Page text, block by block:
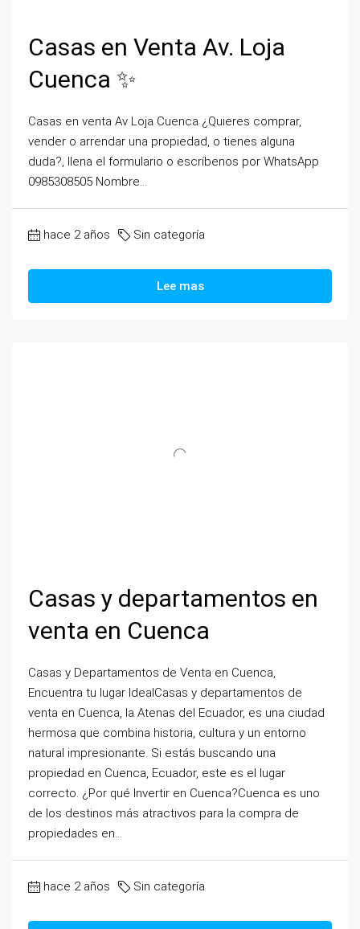
Casas en Venta Av. Loja
Cuenca ✨
Casas en venta Av Loja Cuenca ¿Quieres comprar,
vender o arrendar una propiedad, o tienes alguna
duda?, llena el formulario o escríbenos por WhatsApp
0985308505 Nombre...
hace 2 años Sin categoría
Lee mas
Casas y departamentos en
venta en Cuenca
Casas y Departamentos de Venta en Cuenca,
Encuentra tu lugar IdealCasas y departamentos de
venta en Cuenca, la Atenas del Ecuador, es una ciudad
hermosa que combina historia, cultura y un entorno
natural impresionante. Si estás buscando una
propiedad en Cuenca, Ecuador, este es el lugar
correcto. ¿Por qué Invertir en Cuenca?Cuenca es uno
de los destinos más atractivos para la compra de
propiedades en...
hace 2 años Sin categoría